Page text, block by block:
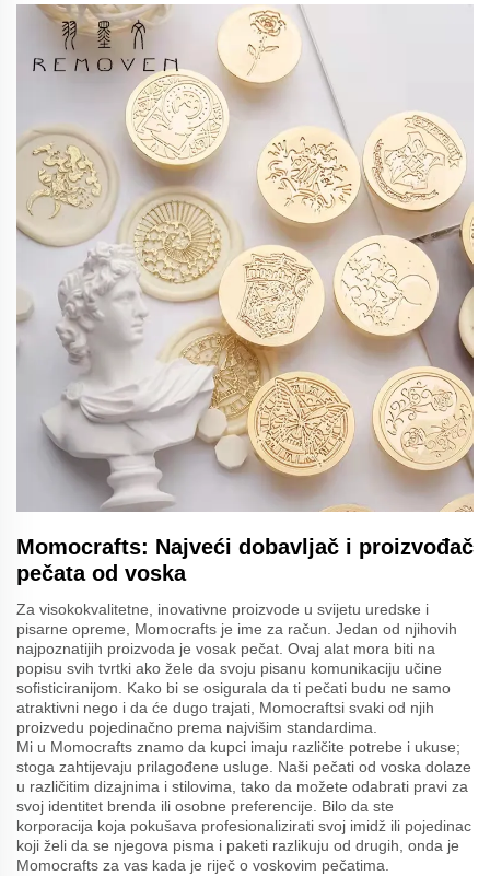
Momocrafts: Najveći dobavljač i proizvođač
pečata od voska
Za visokokvalitetne, inovativne proizvode u svijetu uredske i
pisarne opreme, Momocrafts je ime za račun. Jedan od njihovih
najpoznatijih proizvoda je vosak pečat. Ovaj alat mora biti na
popisu svih tvrtki ako žele da svoju pisanu komunikaciju učine
sofisticiranijom. Kako bi se osigurala da ti pečati budu ne samo
atraktivni nego i da će dugo trajati, Momocraftsi svaki od njih
proizvedu pojedinačno prema najvišim standardima.
Mi u Momocrafts znamo da kupci imaju različite potrebe i ukuse;
stoga zahtijevaju prilagođene usluge. Naši pečati od voska dolaze
u različitim dizajnima i stilovima, tako da možete odabrati pravi za
svoj identitet brenda ili osobne preferencije. Bilo da ste
korporacija koja pokušava profesionalizirati svoj imidž ili pojedinac
koji želi da se njegova pisma i paketi razlikuju od drugih, onda je
Momocrafts za vas kada je riječ o voskovim pečatima.